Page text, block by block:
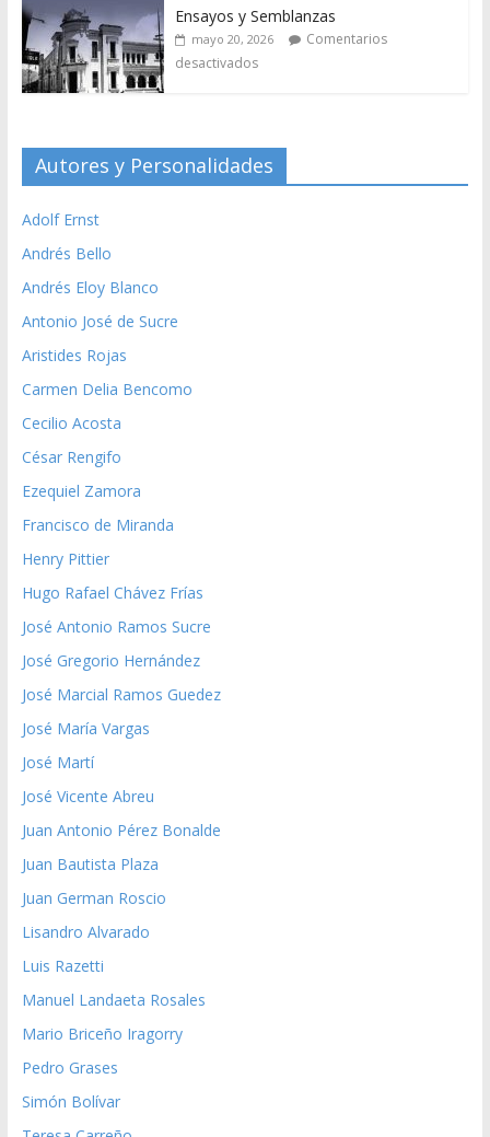
Ensayos y Semblanzas
mayo 20, 2026
Comentarios
desactivados
Autores y Personalidades
Adolf Ernst
Andrés Bello
Andrés Eloy Blanco
Antonio José de Sucre
Aristides Rojas
Carmen Delia Bencomo
Cecilio Acosta
César Rengifo
Ezequiel Zamora
Francisco de Miranda
Henry Pittier
Hugo Rafael Chávez Frías
José Antonio Ramos Sucre
José Gregorio Hernández
José Marcial Ramos Guedez
José María Vargas
José Martí
José Vicente Abreu
Juan Antonio Pérez Bonalde
Juan Bautista Plaza
Juan German Roscio
Lisandro Alvarado
Luis Razetti
Manuel Landaeta Rosales
Mario Briceño Iragorry
Pedro Grases
Simón Bolívar